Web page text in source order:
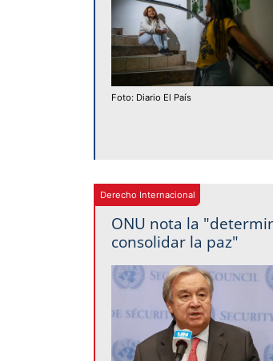
Foto: Diario El País
Derecho Internacional
ONU nota la
consolidar la paz"